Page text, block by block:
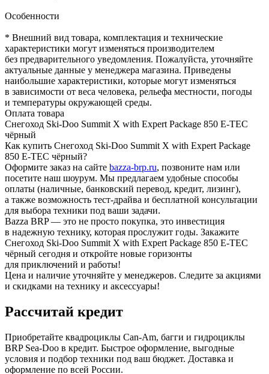
Особенности
* Внешний вид товара, комплектация и технические
характеристики могут изменяться производителем
без предварительного уведомления. Пожалуйста, уточняйте
актуальные данные у менеджера магазина. Приведены
наибольшие характеристики, которые могут изменяться
в зависимости от веса человека, рельефа местности, погоды
и температуры окружающей среды.
Оплата товара
Снегоход Ski-Doo Summit X with Expert Package 850 E-TEC
чёрный
Как купить Снегоход Ski-Doo Summit X with Expert Package
850 E-TEC чёрный?
Оформите заказ на сайте bazza-brp.ru, позвоните нам или
посетите наш шоурум. Мы предлагаем удобные способы
оплаты (наличные, банковский перевод, кредит, лизинг),
а также возможность тест-драйва и бесплатной консультации
для выбора техники под ваши задачи.
Bazza BRP — это не просто покупка, это инвестиция
в надежную технику, которая прослужит годы. Закажите
Снегоход Ski-Doo Summit X with Expert Package 850 E-TEC
чёрный сегодня и откройте новые горизонты
для приключений и работы!
Цена и наличие уточняйте у менеджеров. Следите за акциями
и скидками на технику и аксессуары!
Рассчитай кредит
Приобретайте квадроциклы Can-Am, багги и гидроциклы
BRP Sea-Doo в кредит. Быстрое оформление, выгодные
условия и подбор техники под ваш бюджет. Доставка и
оформление по всей России.